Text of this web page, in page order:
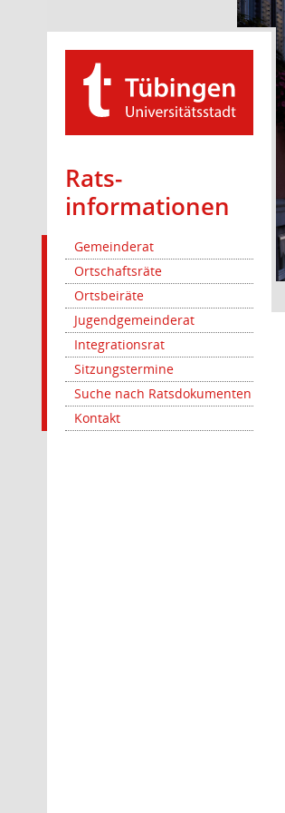
Rats­
informationen
Gemeinderat
Ortschaftsräte
Ortsbeiräte
Jugendgemeinderat
Integrationsrat
Sitzungstermine
Suche nach Ratsdokumenten
Kontakt